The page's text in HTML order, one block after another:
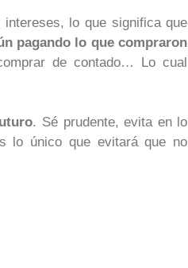
lo que significa que
pagando lo que compraron
de contado… Lo cual
. Sé prudente, evita en lo
lo único que evitará que no